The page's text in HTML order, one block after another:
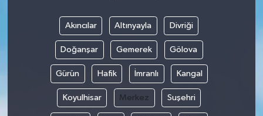
Akıncılar Altınyayla Divriği
Doğanşar Gemerek Gölova
Gürün Hafik İmranlı Kangal
Koyulhisar Merkez Suşehri
Kadın
Teknoloji
Yerel Haber
Akhisar Emlak